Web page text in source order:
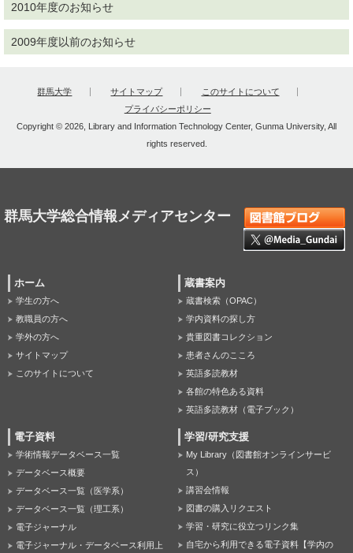
2010年度のお知らせ
2009年度以前のお知らせ
群馬大学 サイトマップ
このサイトについて
プライバシーポリシー
Copyright © 2026, Library and Information Technology Center, Gunma University, All
rights reserved.
群馬大学総合情報メディアセンター
ホーム
学生の方へ
教職員の方へ
学外の方へ
サイトマップ
このサイトについて
蔵書案内
蔵書検索（OPAC）
学内資料の探し方
貴重図書コレクション
患者さんのこころ
英語多読教材
各館の特色ある資料
英語多読教材（電子ブック）
電子資料
学術情報データベース一覧
データベース概要
データベース一覧（医学系）
データベース一覧（理工系）
電子ジャーナル
電子ジャーナル・データベース利用上
学習/研究支援
My Library（図書館オンラインサービ
ス）
講習会情報
図書の購入リクエスト
学習・研究に役立つリンク集
自宅から利用できる電子資料【学内の